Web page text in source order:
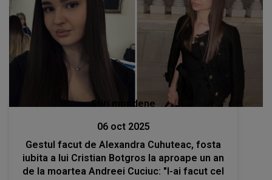
Stiri mondene
06 oct 2025
Gestul facut de Alexandra Cuhuteac, fosta
iubita a lui Cristian Botgros la aproape un an
de la moartea Andreei Cuciuc: "I-ai facut cel